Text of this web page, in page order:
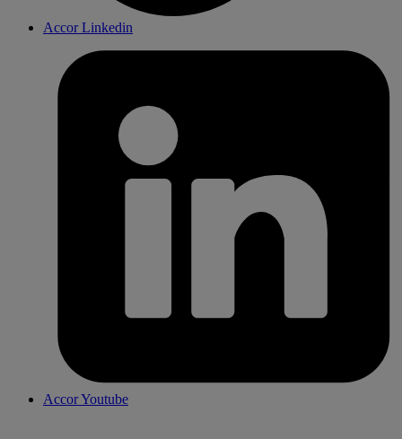
Accor Linkedin
Accor Youtube